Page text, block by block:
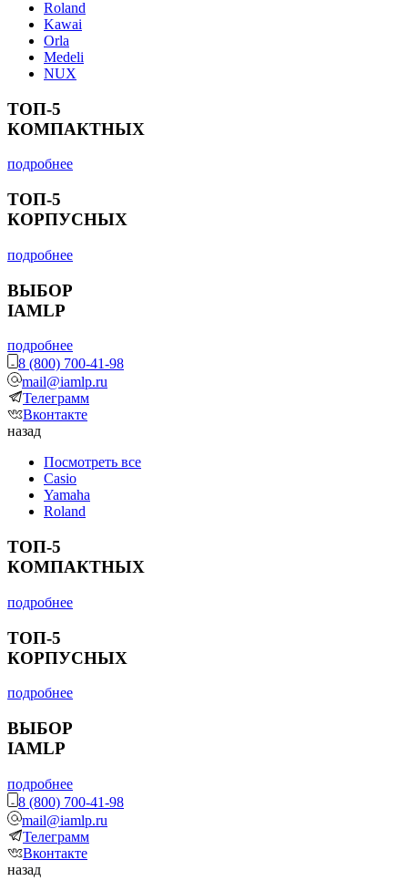
Roland
Kawai
Orla
Medeli
NUX
ТОП-5
КОМПАКТНЫХ
подробнее
ТОП-5
КОРПУСНЫХ
подробнее
ВЫБОР
IAMLP
подробнее
8 (800) 700-41-98
mail@iamlp.ru
Телеграмм
Вконтакте
назад
Посмотреть все
Casio
Yamaha
Roland
ТОП-5
КОМПАКТНЫХ
подробнее
ТОП-5
КОРПУСНЫХ
подробнее
ВЫБОР
IAMLP
подробнее
8 (800) 700-41-98
mail@iamlp.ru
Телеграмм
Вконтакте
назад